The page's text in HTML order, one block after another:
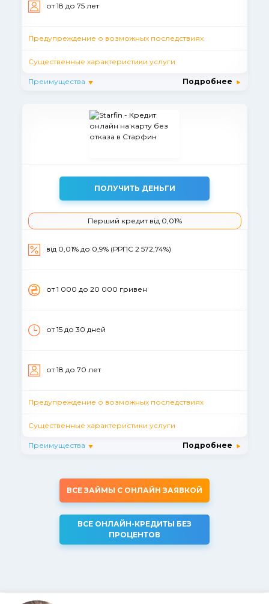
от 18 до 75 лет
Предупреждение о возможных последствиях
Существенные характеристики услуги
Преимущества Подробнее
ПОЛУЧИТЬ ДЕНЬГИ
Перший кредит від 0,01%
вiд 0,01% до 0,9% (РРПС 2 572,74%)
от 1 000 до 20 000 гривен
от 15 до 30 дней
от 18 до 70 лет
Предупреждение о возможных последствиях
Существенные характеристики услуги
Преимущества Подробнее
ВСЕ ЗАЙМЫ С ОНЛАЙН ЗАЯВКОЙ
ВСЕ ОНЛАЙН-КРЕДИТЫ БЕЗ
ПРОЦЕНТОВ